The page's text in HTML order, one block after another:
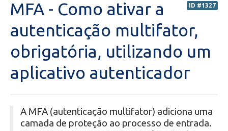
Financeiro
Biblioteca
Laboratórios
ID #1327
MFA - Como ativar a
autenticação multifator,
obrigatória, utilizando um
aplicativo autenticador
A MFA (autenticação multifator) adiciona uma
camada de proteção ao processo de entrada.